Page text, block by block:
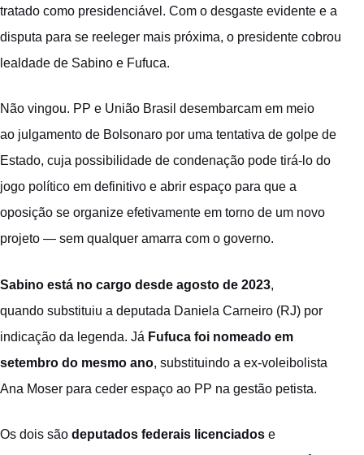
tratado como presidenciável. Com o desgaste evidente e a
disputa para se reeleger mais próxima, o presidente cobrou
lealdade de Sabino e Fufuca.
Não vingou. PP e União Brasil desembarcam em meio
ao julgamento de Bolsonaro por uma tentativa de golpe de
Estado, cuja possibilidade de condenação pode tirá-lo do
jogo político em definitivo e abrir espaço para que a
oposição se organize efetivamente em torno de um novo
projeto — sem qualquer amarra com o governo.
Sabino está no cargo desde agosto de 2023,
quando substituiu a deputada Daniela Carneiro (RJ) por
indicação da legenda. Já Fufuca foi nomeado em
setembro do mesmo ano, substituindo a ex-voleibolista
Ana Moser para ceder espaço ao PP na gestão petista.
Os dois são deputados federais licenciados e